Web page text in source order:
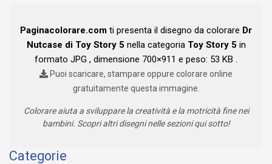
Paginacolorare.com ti presenta il disegno da colorare Dr
Nutcase di Toy Story 5 nella categoria Toy Story 5 in
formato JPG , dimensione 700×911 e peso: 53 KB .
Puoi scaricare, stampare oppure colorare online
gratuitamente questa immagine.
Colorare aiuta a sviluppare la creatività e la motricità fine nei
bambini. Scopri altri disegni nelle sezioni qui sotto!
Categorie